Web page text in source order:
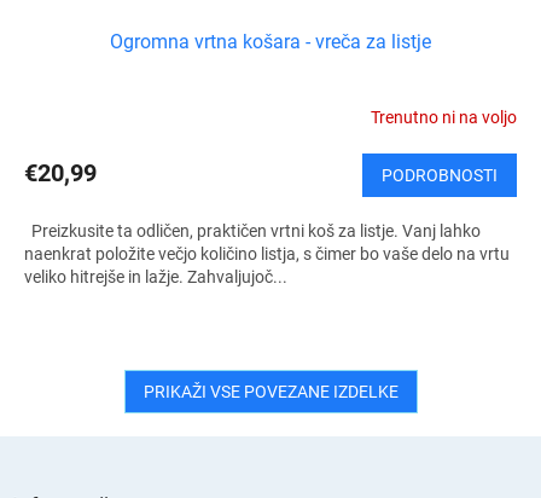
Ogromna vrtna košara - vreča za listje
Trenutno ni na voljo
€20,99 PODROBNOSTI
Preizkusite ta odličen, praktičen vrtni koš za listje. Vanj lahko
naenkrat položite večjo količino listja, s čimer bo vaše delo na vrtu
veliko hitrejše in lažje. Zahvaljujoč...
PRIKAŽI VSE POVEZANE IZDELKE